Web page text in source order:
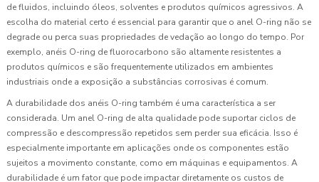
de fluidos, incluindo óleos, solventes e produtos químicos agressivos. A
escolha do material certo é essencial para garantir que o anel O-ring não se
degrade ou perca suas propriedades de vedação ao longo do tempo. Por
exemplo, anéis O-ring de fluorocarbono são altamente resistentes a
produtos químicos e são frequentemente utilizados em ambientes
industriais onde a exposição a substâncias corrosivas é comum.
A durabilidade dos anéis O-ring também é uma característica a ser
considerada. Um anel O-ring de alta qualidade pode suportar ciclos de
compressão e descompressão repetidos sem perder sua eficácia. Isso é
especialmente importante em aplicações onde os componentes estão
sujeitos a movimento constante, como em máquinas e equipamentos. A
durabilidade é um fator que pode impactar diretamente os custos de